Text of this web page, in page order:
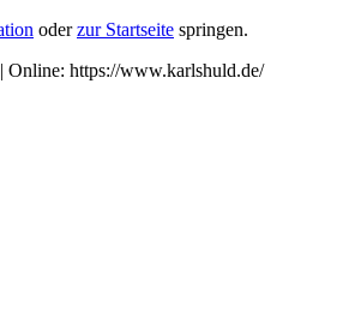
oderzur Startseite springen.
| Online: https://www.karlshuld.de/